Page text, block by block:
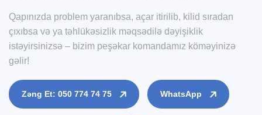
Qapınızda problem yaranıbsa, açar itirilib, kilid sıradan
çıxıbsa və ya təhlükəsizlik məqsədilə dəyişiklik
istəyirsinizsə – bizim peşəkar komandamız köməyinizə
gəlir!
Zəng Et: 050 774 74 75 WhatsApp